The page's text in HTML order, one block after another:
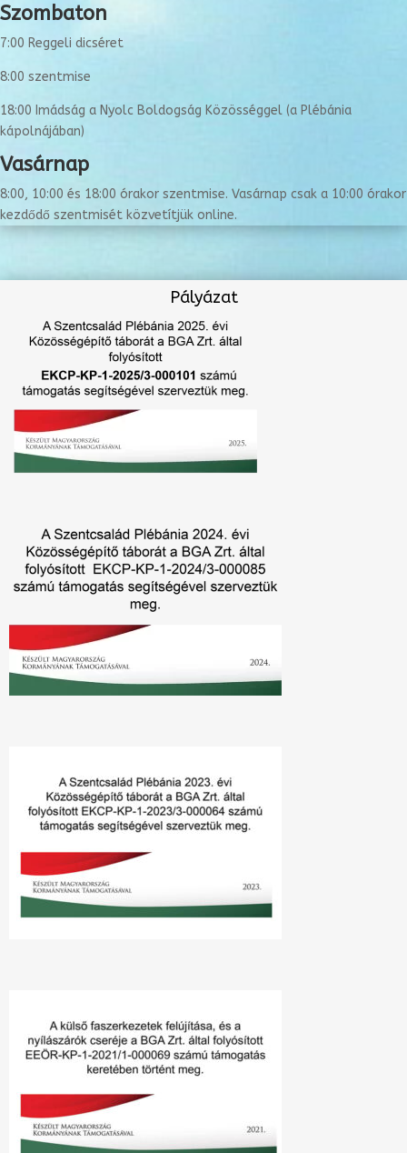
Szombaton
7:00 Reggeli dicséret
8:00 szentmise
18:00 Imádság a Nyolc Boldogság Közösséggel (a Plébánia
kápolnájában)
Vasárnap
8:00, 10:00 és 18:00 órakor szentmise. Vasárnap csak a 10:00 órakor
kezdődő szentmisét közvetítjük online.
Pályázat